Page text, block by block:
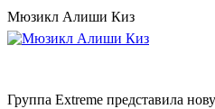
Мюзикл Алиши Киз
Группа Extreme представила